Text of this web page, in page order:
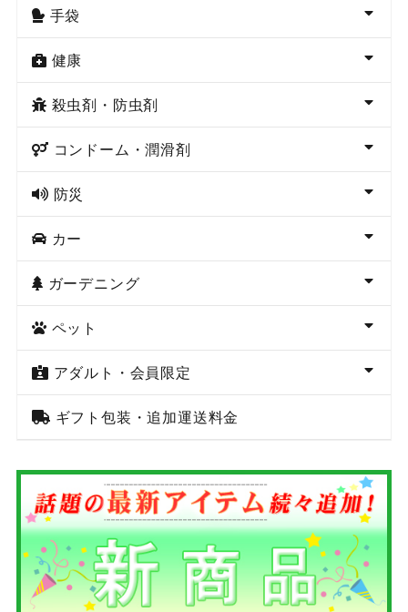
手袋
健康
殺虫剤・防虫剤
コンドーム・潤滑剤
防災
カー
ガーデニング
ペット
アダルト・会員限定
ギフト包装・追加運送料金